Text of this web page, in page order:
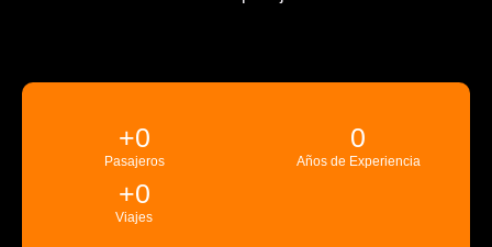
Pasajeros
+0
Años de Experiencia
0
Viajes
+0